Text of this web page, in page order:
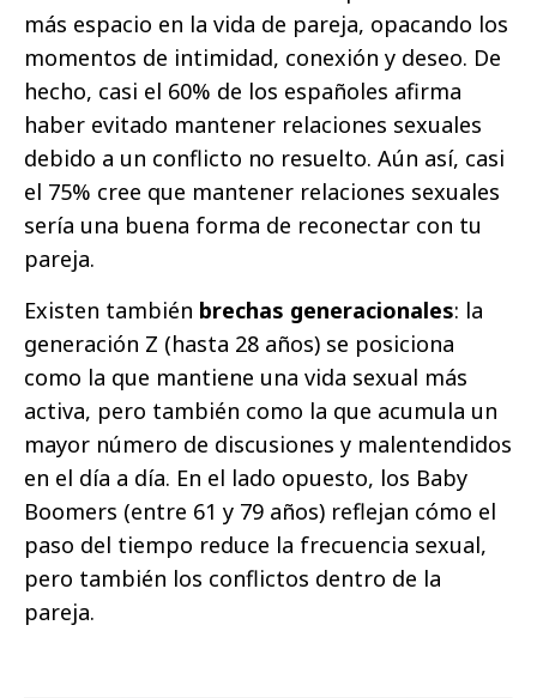
más espacio en la vida de pareja, opacando los
momentos de intimidad, conexión y deseo. De
hecho, casi el 60% de los españoles afirma
haber evitado mantener relaciones sexuales
debido a un conflicto no resuelto. Aún así, casi
el 75% cree que mantener relaciones sexuales
sería una buena forma de reconectar con tu
pareja.
Existen también brechas generacionales: la
generación Z (hasta 28 años) se posiciona
como la que mantiene una vida sexual más
activa, pero también como la que acumula un
mayor número de discusiones y malentendidos
en el día a día. En el lado opuesto, los Baby
Boomers (entre 61 y 79 años) reflejan cómo el
paso del tiempo reduce la frecuencia sexual,
pero también los conflictos dentro de la
pareja.